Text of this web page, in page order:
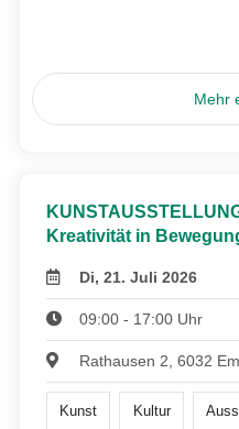
Mehr
Kreativität in
Di, 21. Juli 2026
09:00 - 17:00 Uhr
Rathausen 2, 6032
Kunst Kultur